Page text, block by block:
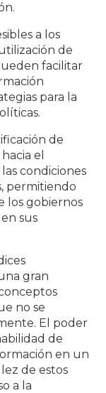
a los
de
facilitar
para la
de
el
condiciones
permitiendo
los gobiernos
sus
gran
no se
El poder
de
en un
de estos
a la